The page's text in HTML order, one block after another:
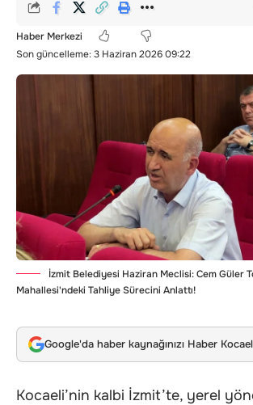
Son güncelleme: 3 Haziran 2026 09:22
Haber Merkezi
İzmit Belediyesi Haziran Meclisi: Cem Güler
Mahallesi'ndeki Tahliye Sürecini Anlattı!
Google'da haber kaynağınızı Haber
Kocaeli’nin kalbi İzmit’te, yerel